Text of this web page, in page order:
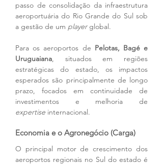
passo de consolidação da infraestrutura
aeroportuária do Rio Grande do Sul sob
a gestão de um player global.
Para os aeroportos de Pelotas, Bagé e
Uruguaiana, situados em regiões
estratégicas do estado, os impactos
esperados são principalmente de longo
prazo, focados em continuidade de
expertise internacional.
Economia e o Agronegócio (Carga)
O principal motor de crescimento dos
aeroportos regionais no Sul do estado é